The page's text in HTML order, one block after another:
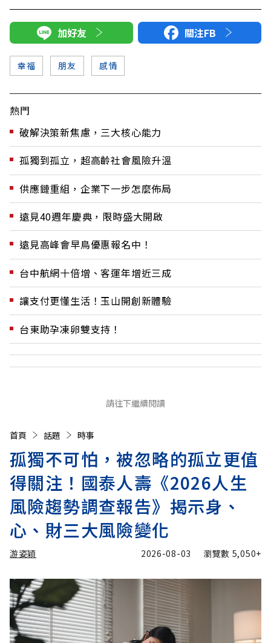
加好友 關注FB
幸福 朋友 感情
熱門
破解決策新焦慮，三大核心能力
孤獨到孤立，超高齡社會風險升溫
供應鏈重組，企業下一步怎麼佈局
遠見40週年慶典，限時盛大開啟
遠見高峰會早鳥優惠報名中！
台中航網十倍增、客運年增近三成
讓支付更懂生活！玉山開創新體驗
台東助孕凍卵雙支持！
請往下繼續閱讀
首頁 話題 時事
孤獨不可怕，被忽略的孤立更值
得關注！國泰人壽《2026人生
風險趨勢調查報告》揭示身、
心、財三大風險變化
游姿穎 2026-08-03 瀏覽數 5,050+